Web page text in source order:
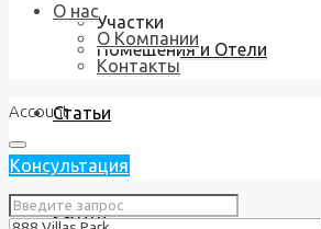
Участки
Помещения и Отели
Статьи
Услуги
О нас
О Компании
Контакты
Account
Консультация